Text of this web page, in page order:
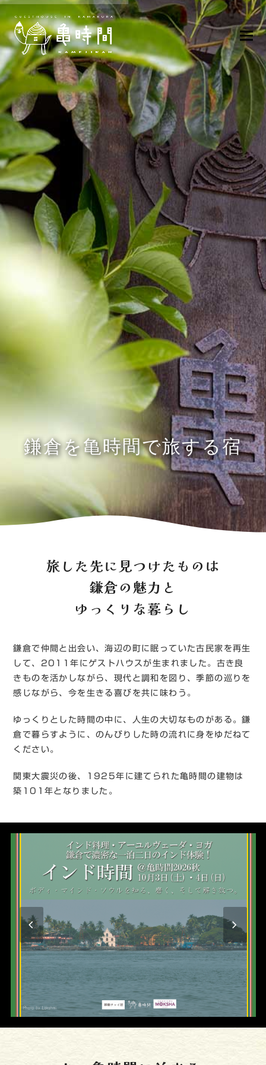
鎌倉を亀時間で旅する宿
旅した先に見つけたものは
鎌倉の魅力と
ゆっくりな暮らし
鎌倉で仲間と出会い、海辺の町に眠っていた古民家を再生
して、2011年にゲストハウスが生まれました。古き良
きものを活かしながら、現代と調和を図り、季節の巡りを
感じながら、今を生きる喜びを共に味わう。
ゆっくりとした時間の中に、人生の大切なものがある。鎌
倉で暮らすように、のんびりした時の流れに身をゆだねて
ください。
関東大震災の後、1925年に建てられた亀時間の建物は
築101年となりました。
previous
slide